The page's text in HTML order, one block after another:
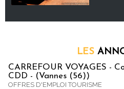
LES
CARREFOUR VOYAGES -
CDD - (Vannes (56))
OFFRES D'EMPLOI TOURISME